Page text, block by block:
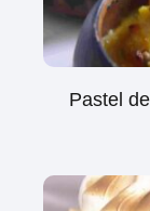
Pastel